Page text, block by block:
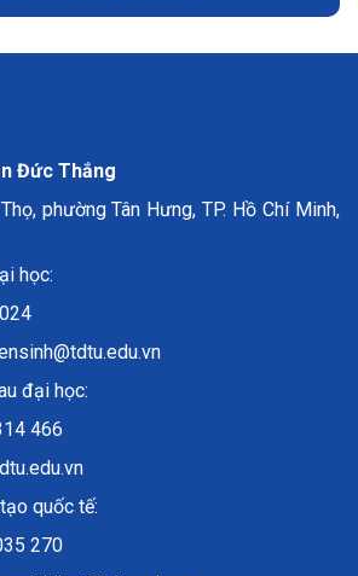
Đức Thắng
phường Tân Hưng, TP. Hồ Chí Minh,
học:
đại học:
466
quốc tế:
270